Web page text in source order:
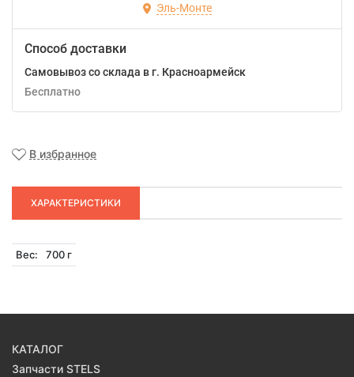
Эль-Монте
Способ доставки
Самовывоз со склада в г. Красноармейск
Бесплатно
В избранное
ХАРАКТЕРИСТИКИ
Вес: 700 г
КАТАЛОГ
Запчасти STELS